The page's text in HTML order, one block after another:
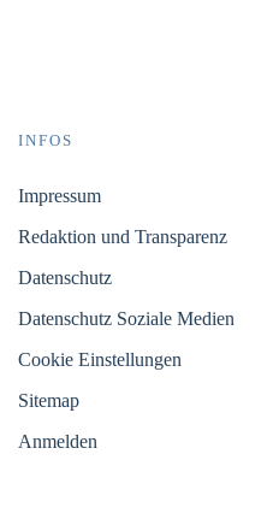
INFOS
Impressum
Redaktion und Transparenz
Datenschutz
Datenschutz Soziale Medien
Cookie Einstellungen
Sitemap
Anmelden